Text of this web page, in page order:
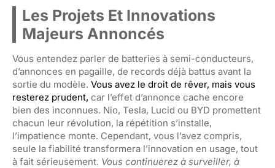
Les Projets Et Innovations
Majeurs Annoncés
Vous entendez parler de batteries à semi-conducteurs,
d’annonces en pagaille, de records déjà battus avant la
sortie du modèle. Vous avez le droit de rêver, mais vous
resterez prudent, car l’effet d’annonce cache encore
bien des inconnues. Nio, Tesla, Lucid ou BYD promettent
chacun leur révolution, la répétition s’installe,
l’impatience monte. Cependant, vous l’avez compris,
seule la fiabilité transformera l’innovation en usage, tout
à fait sérieusement. Vous continuerez à surveiller, à